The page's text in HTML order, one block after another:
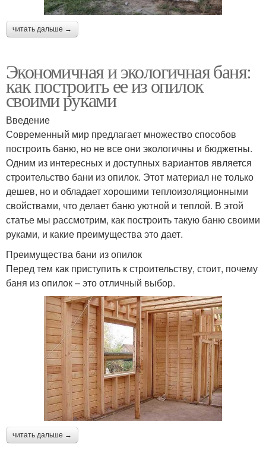
читать дальше →
Экономичная и экологичная баня:
как построить ее из опилок
своими руками
Введение
Современный мир предлагает множество способов
построить баню, но не все они экологичны и бюджетны.
Одним из интересных и доступных вариантов является
строительство бани из опилок. Этот материал не только
дешев, но и обладает хорошими теплоизоляционными
свойствами, что делает баню уютной и теплой. В этой
статье мы рассмотрим, как построить такую баню своими
руками, и какие преимущества это дает.
Преимущества бани из опилок
Перед тем как приступить к строительству, стоит, почему
баня из опилок – это отличный выбор.
читать дальше →